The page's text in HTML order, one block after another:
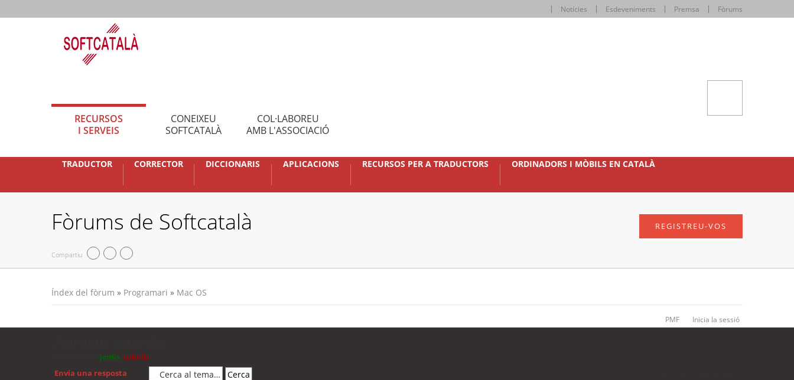
Notícies Esdeveniments Premsa Fòrums
RECURSOS
I SERVEIS
CONEIXEU
SOFTCATALÀ
COL·LABOREU
AMB L'ASSOCIACIÓ
TRADUCTOR CORRECTOR DICCIONARIS APLICACIONS RECURSOS PER A TRADUCTORS ORDINADORS I MÒBILS EN CATALÀ
Fòrums de Softcatalà
Compartiu
REGISTREU-VOS
Índex del fòrum » Programari » Mac OS
PMF Inicia la sessió
jordis cubells
Envia una resposta